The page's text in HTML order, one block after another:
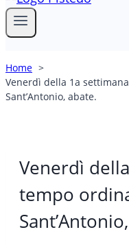
Home
Venerdì della 1a
Sant’Antonio, abate.
Venerdì
tempo